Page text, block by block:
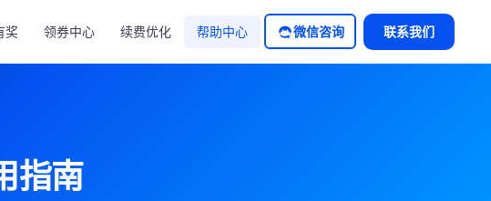
奖 领券中心 续费优化 帮助中心 微信咨询 联系我们
指南